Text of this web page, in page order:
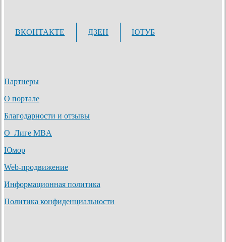
ВКОНТАКТЕ ДЗЕН ЮТУБ
Партнеры
О портале
Благодарности и отзывы
О Лиге MBA
Юмор
Web-продвижение
Информационная политика
Политика конфиденциальности